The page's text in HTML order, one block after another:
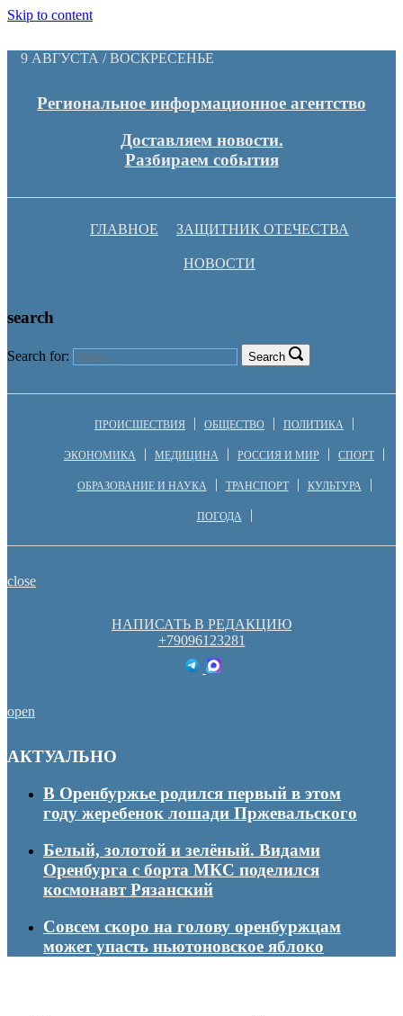
Skip to content
9 АВГУСТА / ВОСКРЕСЕНЬЕ
Региональное информационное агентство
Доставляем новости.
Разбираем события
ГЛАВНОЕ ЗАЩИТНИК ОТЕЧЕСТВА
НОВОСТИ
search
Search for: Search
ПРОИСШЕСТВИЯ ОБЩЕСТВО ПОЛИТИКА
ЭКОНОМИКА МЕДИЦИНА РОССИЯ И МИР СПОРТ
ОБРАЗОВАНИЕ И НАУКА ТРАНСПОРТ КУЛЬТУРА
ПОГОДА
close
НАПИСАТЬ В РЕДАКЦИЮ
+79096123281
open
АКТУАЛЬНО
В Оренбуржье родился первый в этом
году жеребенок лошади Пржевальского
Белый, золотой и зелёный. Видами
Оренбурга с борта МКС поделился
космонавт Рязанский
Совсем скоро на голову оренбуржцам
может упасть ньютоновское яблоко